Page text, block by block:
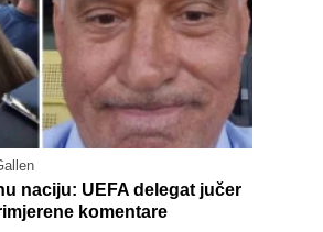
naciju: UEFA delegat jučer
komentare